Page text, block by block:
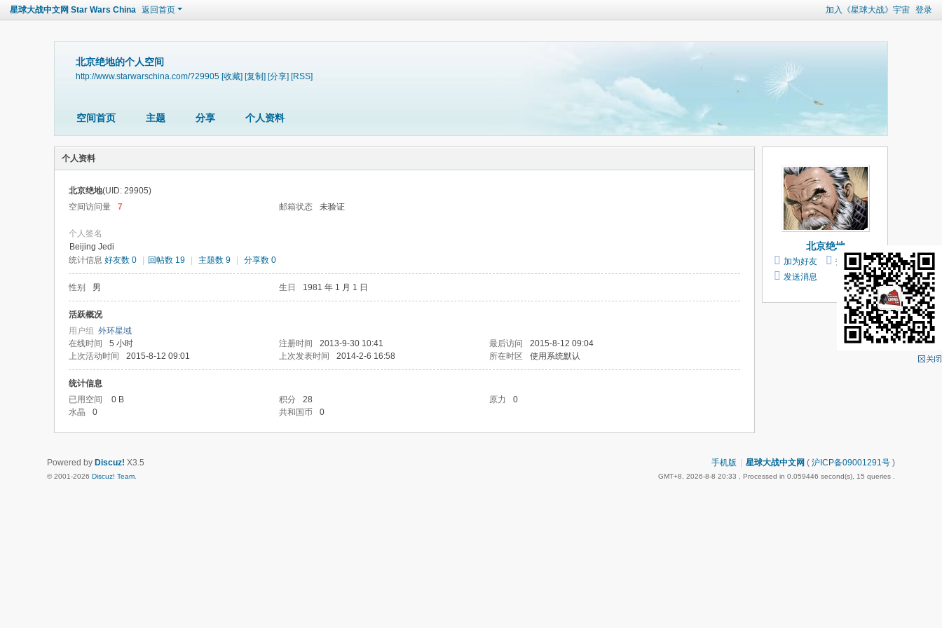
加入《星球大战》宇宙 登录
星球大战中文网 Star Wars China 返回首页
北京绝地的个人空间
http://www.starwarschina.com/?29905 [收藏] [复制] [分享] [RSS]
空间首页 主题 分享 个人资料
个人资料
北京绝地(UID: 29905)
空间访问量
7 邮箱状态 未验证
个人签名
Beijing Jedi
统计信息 好友数 0 回帖数 19 主题数 9 分享数 0
性别 男 生日 1981 年 1 月 1 日
活跃概况
用户组 外环星域
在线时间
5 小时 注册时间 2013-9-30 10:41 最后访问
2015-8-12 09:04
上次活动时间
2015-8-12 09:01 上次发表时间 2014-2-6 16:58 所在时区 使用系统默认
统计信息
已用空间
0 B 积分 28 原力
0
水晶
0 共和国币 0
北京绝地
加为好友
打个招呼
发送消息
手机版 星球大战中文网 ( 沪ICP备09001291号 )
GMT+8, 2026-8-8 20:33 , Processed in 0.059446 second(s), 15 queries .
Powered by Discuz! X3.5
© 2001-2026 Discuz! Team